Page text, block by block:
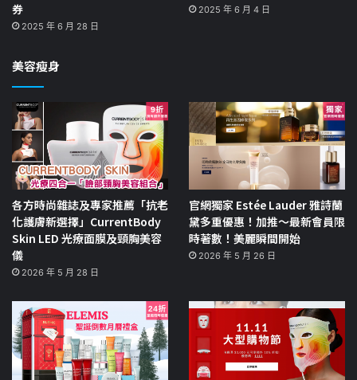
券
2025 年 6 月 28 日
2025 年 6 月 4 日
美容瘦身
各方時尚雜誌及專家推薦「抗老
化護膚新選擇」CurrentBody
Skin LED 光療面膜及頸胸美容
儀
2026 年 5 月 28 日
官網獨家 Estée Lauder 雅詩蘭
黛多重優惠！加推～最新會員限
時著數！美麗瞬間開始
2026 年 5 月 26 日